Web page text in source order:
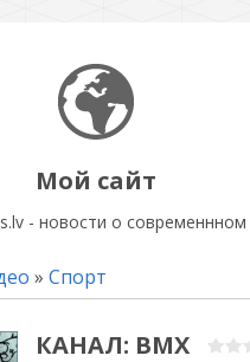
Мой сайт
- новости о современнном
» Спорт
КАНАЛ: BMX